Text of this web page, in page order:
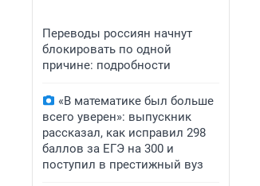
Переводы россиян начнут
блокировать по одной
причине: подробности
«В математике был больше
всего уверен»: выпускник
рассказал, как исправил 298
баллов за ЕГЭ на 300 и
поступил в престижный вуз